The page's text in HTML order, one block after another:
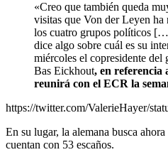
«Creo que también queda
visitas que Von der Leyen ha
los cuatro grupos políticos
dice algo sobre cuál es su
miércoles el copresidente
Bas Eickhout, en referencia
reunirá con el ECR la
https://twitter.com/ValerieHayer/
En su lugar, la alemana busca
cuentan con 53 escaños.